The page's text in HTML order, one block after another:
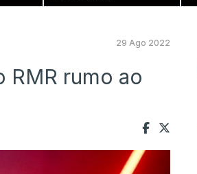
29 Ago 2022
RMR rumo ao